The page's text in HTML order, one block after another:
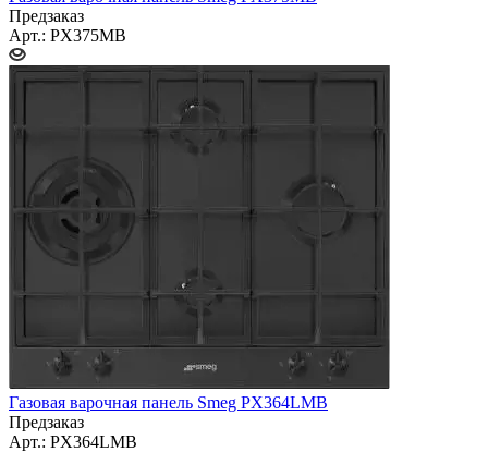
Предзаказ
Арт.: PX375MB
Газовая варочная панель Smeg PX364LMB
Предзаказ
Арт.: PX364LMB